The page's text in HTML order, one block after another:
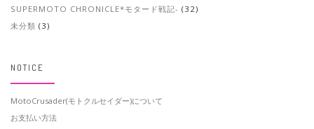
SUPERMOTO CHRONICLE*モタード戦記- (32)
未分類 (3)
NOTICE
MotoCrusader(モトクルセイダー)について
お支払い方法